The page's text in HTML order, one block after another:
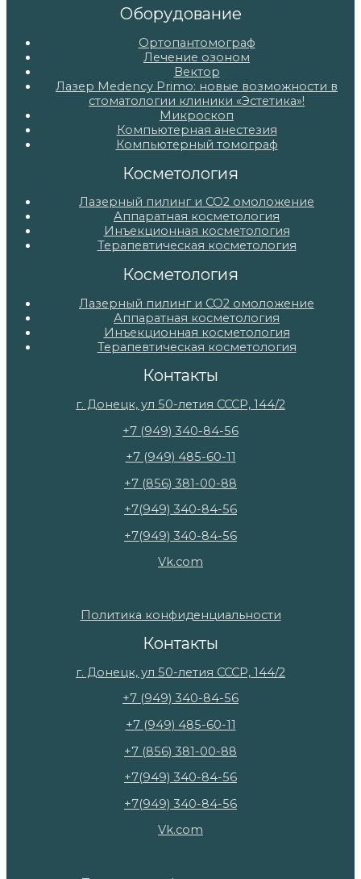
Оборудование
Ортопантомограф
Лечение озоном
Вектор
Лазер Medency Primo: новые возможности в
стоматологии клиники «Эстетика»!
Микроскоп
Компьютерная анестезия
Компьютерный томограф
Косметология
Лазерный пилинг и СО2 омоложение
Аппаратная косметология
Инъекционная косметология
Терапевтическая косметология
Косметология
Лазерный пилинг и СО2 омоложение
Аппаратная косметология
Инъекционная косметология
Терапевтическая косметология
Контакты
г. Донецк, ул 50-летия СССР, 144/2
+7 (949) 340-84-56
+7 (949) 485-60-11
+7 (856) 381-00-88
+7(949) 340-84-56
+7(949) 340-84-56
Vk.com
Политика конфиденциальности
Контакты
г. Донецк, ул 50-летия СССР, 144/2
+7 (949) 340-84-56
+7 (949) 485-60-11
+7 (856) 381-00-88
+7(949) 340-84-56
+7(949) 340-84-56
Vk.com